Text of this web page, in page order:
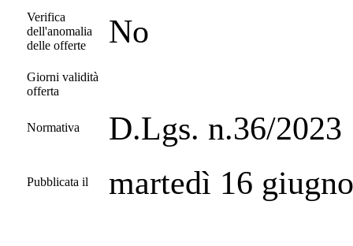
Verifica
dell'anomalia
delle offerte
No
Giorni validità
offerta
Normativa D.Lgs. n.36/2023
Pubblicata il martedì 16